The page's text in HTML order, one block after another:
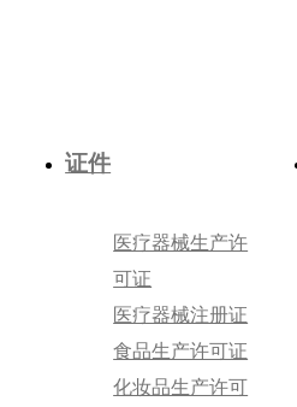
证件
医疗器械生产许
可证
医疗器械注册证
食品生产许可证
化妆品生产许可